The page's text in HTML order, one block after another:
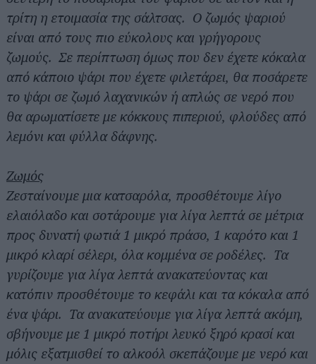
τρίτη η ετοιμασία της σάλτσας. Ο ζωμός ψαριού
είναι από τους πιο εύκολους και γρήγορους
ζωμούς. Σε περίπτωση όμως που δεν έχετε κόκαλα
από κάποιο ψάρι που έχετε φιλετάρει, θα ποσάρετε
το ψάρι σε ζωμό λαχανικών ή απλώς σε νερό που
θα αρωματίσετε με κόκκους πιπεριού, φλούδες από
λεμόνι και φύλλα δάφνης.
Ζωμός
Ζεσταίνουμε μια κατσαρόλα, προσθέτουμε λίγο
ελαιόλαδο και σοτάρουμε για λίγα λεπτά σε μέτρια
προς δυνατή φωτιά 1 μικρό πράσο, 1 καρότο και 1
μικρό κλαρί σέλερι, όλα κομμένα σε ροδέλες. Τα
γυρίζουμε για λίγα λεπτά ανακατεύοντας και
κατόπιν προσθέτουμε το κεφάλι και τα κόκαλα από
ένα ψάρι. Τα ανακατεύουμε για λίγα λεπτά ακόμη,
σβήνουμε με 1 μικρό ποτήρι λευκό ξηρό κρασί και
μόλις εξατμισθεί το αλκοόλ σκεπάζουμε με νερό και